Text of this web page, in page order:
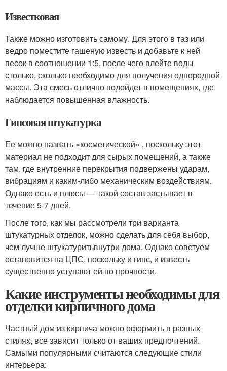
Известковая
Также можно изготовить самому. Для этого в таз или
ведро поместите гашеную известь и добавьте к ней
песок в соотношении 1:5, после чего влейте воды
столько, сколько необходимо для получения однородной
массы. Эта смесь отлично подойдет в помещениях, где
наблюдается повышенная влажность.
Гипсовая штукатурка
Ее можно назвать «косметической» , поскольку этот
материал не подходит для сырых помещений, а также
там, где внутренние перекрытия подвержены ударам,
вибрациям и каким-либо механическим воздействиям.
Однако есть и плюсы — такой состав застывает в
течение 5-7 дней.
После того, как мы рассмотрели три варианта
штукатурных отделок, можно сделать для себя выбор,
чем лучше штукатуритьвнутри дома. Однако советуем
остановится на ЦПС, поскольку и гипс, и известь
существенно уступают ей по прочности.
Какие инструменты необходимы для
отделки кирпичного дома
Частный дом из кирпича можно оформить в разных
стилях, все зависит только от ваших предпочтений.
Самыми популярными считаются следующие стили
интерьера: